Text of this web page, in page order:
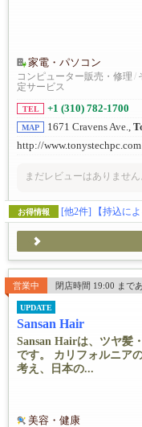
家電・パソコン
コンピューター販売・修理 /
定サービス
TEL +1 (310) 782-1700
MAP 1671 Cravens Ave.,
http://www.tonystechpc.com
まだレビューはありません
お得情報 [他2件] 【持込によるパソコン無料健康
営業中 閉店時間 19:00 まで
UPDATE
Sansan Hair
Sansan Hairは、ツヤ髪
です。 カリフォルニア
考え、日本の...
美容・健康